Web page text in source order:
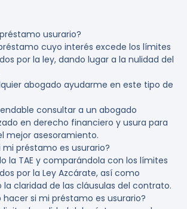
usurario?
cuyo interés excede los límites
por la ley, dando lugar a la nulidad del
abogado ayudarme en este tipo de
consultar a un abogado
en derecho financiero y usura para
mejor asesoramiento.
mi préstamo es usurario?
la TAE y comparándola con los límites
por la Ley Azcárate, así como
la claridad de las cláusulas del contrato.
hacer si mi préstamo es usurario?